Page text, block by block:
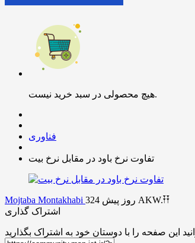
هیچ محصولی در سبد خرید نیست.
فناوری
تفاوت نرخ باود در مقابل نرخ بیت
Mojtaba Montakhabi
AKW.𐏒𐏒
اشتراک گذاری